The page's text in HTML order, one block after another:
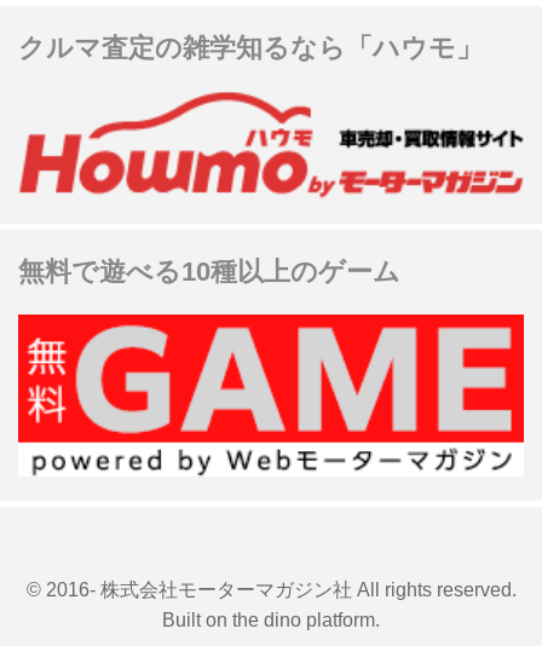
クルマ査定の雑学知るなら「ハウモ」
無料で遊べる10種以上のゲーム
© 2016- 株式会社モーターマガジン社 All rights reserved.
Built on the dino platform.